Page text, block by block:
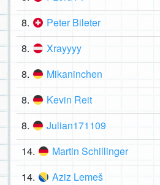
8. Peter Bileter
8. Xrayyyy
8. Mikaninchen
8. Kevin Reit
8. Julian171109
14. Martin Schillinger
14. Aziz Lemeš